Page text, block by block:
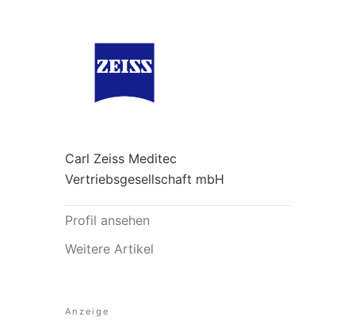
Carl Zeiss Meditec
Vertriebsgesellschaft mbH
Profil ansehen
Weitere Artikel